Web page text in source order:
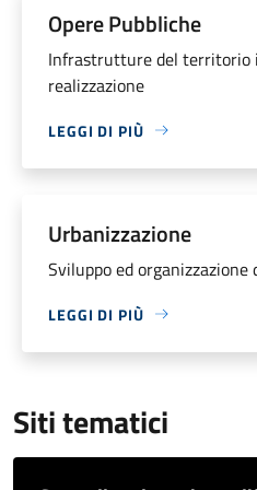
Opere Pubbliche
Infrastrutture del territorio
realizzazione
LEGGI DI PIÙ
Urbanizzazione
Sviluppo ed
LEGGI DI PIÙ
Siti tematici